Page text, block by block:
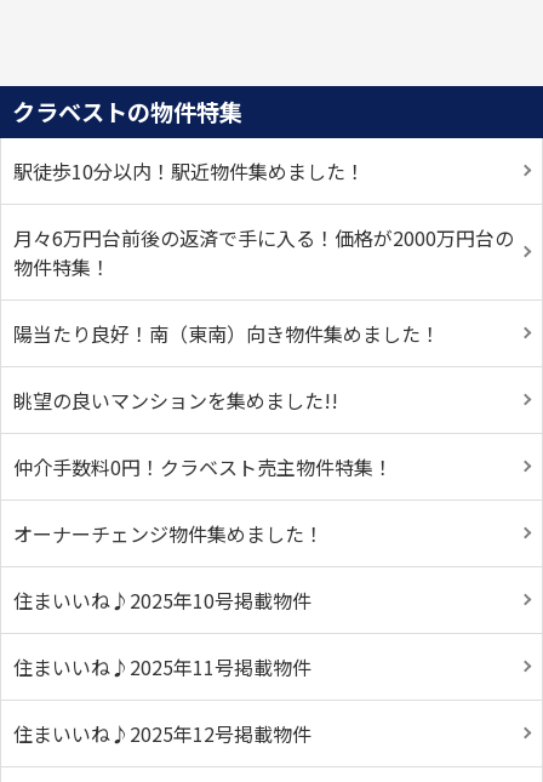
クラベストの物件特集
駅徒歩10分以内！駅近物件集めました！
月々6万円台前後の返済で手に入る！価格が2000万円台の
物件特集！
陽当たり良好！南（東南）向き物件集めました！
眺望の良いマンションを集めました!!
仲介手数料0円！クラベスト売主物件特集！
オーナーチェンジ物件集めました！
住まいいね♪2025年10号掲載物件
住まいいね♪2025年11号掲載物件
住まいいね♪2025年12号掲載物件